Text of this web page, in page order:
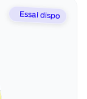
Essai dispo